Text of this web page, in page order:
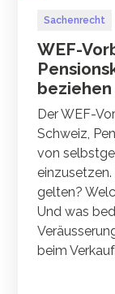
Sachenrecht
WEF-
beziehen
Der WEF-
Schweiz,
von
gelten?
Und was
beim